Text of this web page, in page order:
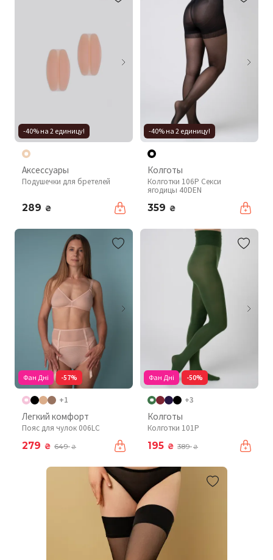
-40% на 2 единицу!
Аксессуары
Подушечки для бретелей
289 ₴
-40% на 2 единицу!
Колготы
Колготки 106P Секси
ягодицы 40DEN
359 ₴
Фан Дні -57%
+1
Легкий комфорт
Пояс для чулок 006LC
279 ₴ 649₴
Фан Дні -50%
+3
Колготы
Колготки 101P
195 ₴ 389₴